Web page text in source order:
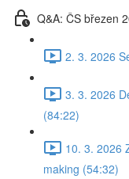
Q&A: ČS březen
2. 3. 2026
3. 3. 2026
(84:22)
10. 3. 2026
making (54:32)